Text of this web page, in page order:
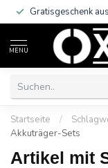
Gratisgeschenk
MENU
Startseite /
Akkuträger-Sets
Artikel mit